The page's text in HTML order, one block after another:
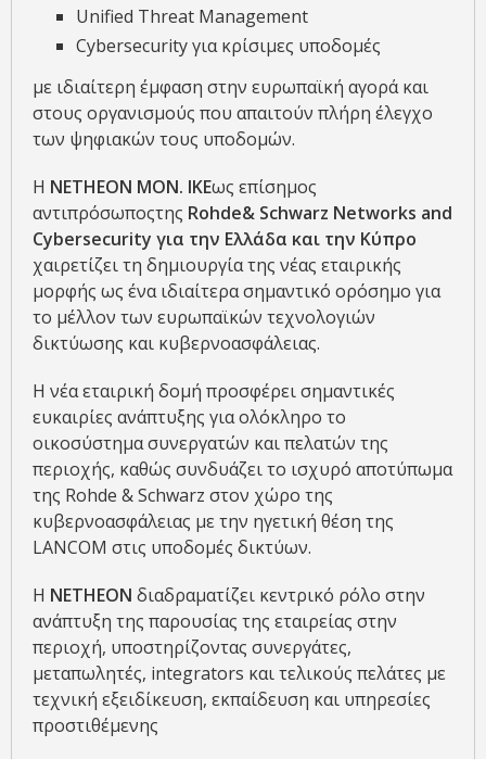
Unified Threat Management
Cybersecurity για κρίσιμες υποδομές
με ιδιαίτερη έμφαση στην ευρωπαϊκή αγορά και
στους οργανισμούς που απαιτούν πλήρη έλεγχο
των ψηφιακών τους υποδομών.
Η NETHEON MON. IKEως επίσημος
αντιπρόσωποςτης Rohde& Schwarz Networks and
Cybersecurity για την Ελλάδα και την Κύπρο
χαιρετίζει τη δημιουργία της νέας εταιρικής
μορφής ως ένα ιδιαίτερα σημαντικό ορόσημο για
το μέλλον των ευρωπαϊκών τεχνολογιών
δικτύωσης και κυβερνοασφάλειας.
Η νέα εταιρική δομή προσφέρει σημαντικές
ευκαιρίες ανάπτυξης για ολόκληρο το
οικοσύστημα συνεργατών και πελατών της
περιοχής, καθώς συνδυάζει το ισχυρό αποτύπωμα
της Rohde & Schwarz στον χώρο της
κυβερνοασφάλειας με την ηγετική θέση της
LANCOM στις υποδομές δικτύων.
Η NETHEON διαδραματίζει κεντρικό ρόλο στην
ανάπτυξη της παρουσίας της εταιρείας στην
περιοχή, υποστηρίζοντας συνεργάτες,
μεταπωλητές, integrators και τελικούς πελάτες με
τεχνική εξειδίκευση, εκπαίδευση και υπηρεσίες
προστιθέμενης